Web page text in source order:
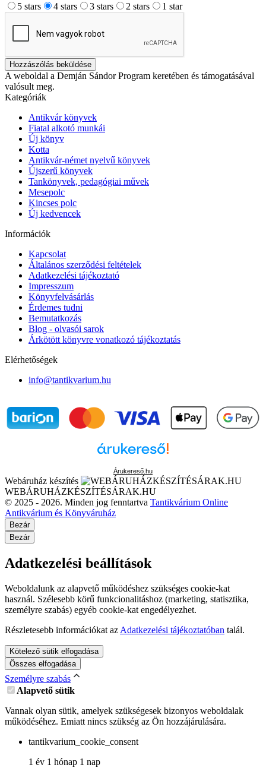
5 stars 4 stars 3 stars 2 stars 1 star
Hozzászólás beküldése
A weboldal a Demján Sándor Program keretében és támogatásával
valósult meg.
Kategóriák
Antikvár könyvek
Fiatal alkotó munkái
Új könyv
Kotta
Antikvár-német nyelvű könyvek
Újszerű könyvek
Tankönyvek, pedagógiai művek
Mesepolc
Kincses polc
Új kedvencek
Információk
Kapcsolat
Általános szerződési feltételek
Adatkezelési tájékoztató
Impresszum
Könyvfelvásárlás
Érdemes tudni
Bemutatkozás
Blog - olvasói sarok
Árkötött könyvre vonatkozó tájékoztatás
Elérhetőségek
info@tantikvarium.hu
Árukereső.hu
Webáruház készítés
WEBÁRUHÁZKÉSZÍTÉSÁRAK.HU
© 2025 - 2026. Minden jog fenntartva Tantikvárium Online
Antikvárium és Könyváruház
Bezár
Bezár
Adatkezelési beállítások
Weboldalunk az alapvető működéshez szükséges cookie-kat
használ. Szélesebb körű funkcionalitáshoz (marketing, statisztika,
személyre szabás) egyéb cookie-kat engedélyezhet.
Részletesebb információkat az Adatkezelési tájékoztatóban talál.
Kötelező sütik elfogadása
Összes elfogadása
Személyre szabás
Alapvető sütik
Vannak olyan sütik, amelyek szükségesek bizonyos weboldalak
működéséhez. Emiatt nincs szükség az Ön hozzájárulására.
tantikvarium_cookie_consent
1 év 1 hónap 1 nap